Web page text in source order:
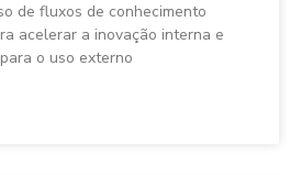
de fluxos de conhecimento
acelerar a inovação interna e
o uso externo